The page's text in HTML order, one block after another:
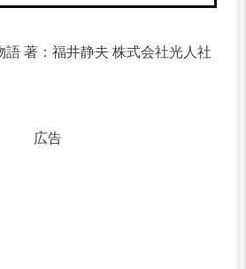
語 著：福井静夫 株式会社光人社
広告